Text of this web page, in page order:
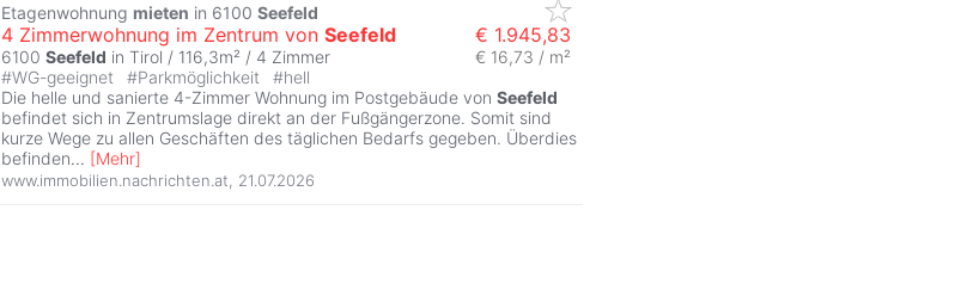
Etagenwohnung mieten in 6100 Seefeld
4 Zimmerwohnung im Zentrum von Seefeld € 1.945,83
6100 Seefeld in Tirol / 116,3m² / 4 Zimmer
€ 16,73 / m²
#WG-geeignet #Parkmöglichkeit #hell
Die helle und sanierte 4-Zimmer Wohnung im Postgebäude von Seefeld
befindet sich in Zentrumslage direkt an der Fußgängerzone. Somit sind
kurze Wege zu allen Geschäften des täglichen Bedarfs gegeben. Überdies
befinden... [Mehr]
www.immobilien.nachrichten.at 21.07.2026